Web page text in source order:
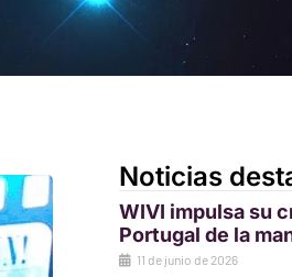
Noticias
WIVI impulsa su
Portugal de la
11 de junio de 2026